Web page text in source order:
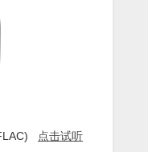
点击试听